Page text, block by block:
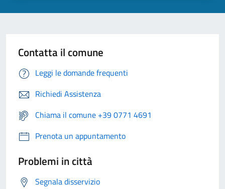
Contatta il comune
Leggi le domande frequenti
Richiedi Assistenza
Chiama il comune +39 0771 4691
Prenota un appuntamento
Problemi in città
Segnala disservizio